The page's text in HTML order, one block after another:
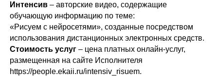
Интенсив – авторские видео, содержащие
обучающую информацию по теме:
«Рисуем с нейросетями», созданные посредством
использования дистанционных электронных средств.
Стоимость услуг – цена платных онлайн-услуг,
размещенная на сайте Исполнителя
https://people.ekaii.ru/intensiv_risuem.